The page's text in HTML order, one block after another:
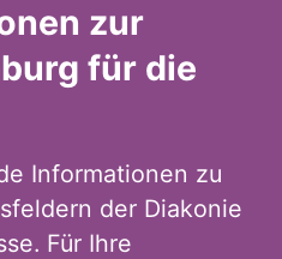
zur
für die
Informationen zu
der Diakonie
Für Ihre